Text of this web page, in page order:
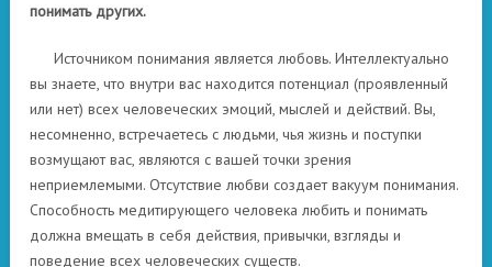
понимать других.
Источником понимания является любовь. Интеллектуально
вы знаете, что внутри вас находится потенциал (проявленный
или нет) всех человеческих эмоций, мыслей и действий. Вы,
несомненно, встречаетесь с людьми, чья жизнь и поступки
возмущают вас, являются с вашей точки зрения
неприемлемыми. Отсутствие любви создает вакуум понимания.
Способность медитирующего человека любить и понимать
должна вмещать в себя действия, привычки, взгляды и
поведение всех человеческих существ.